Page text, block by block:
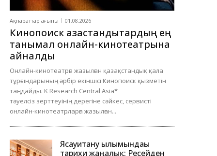
Ақпараттар ағыны 01.08.2026
Кинопоиск қазақстандықтардың ең
танымал онлайн-кинотеатрына
айналды
Онлайн-кинотеатрға жазылған қазақстандық қала
тұрғындарының әрбір екіншісі Кинопоиск қызметін
таңдайды. K Research Central Asia*
тәуелсіз зерттеуінің дерегіне сәйкес, сервисті
онлайн-кинотеатрларға жазылған...
Ясауитану ғылымындағы
тарихи жаңалық: Ресейден